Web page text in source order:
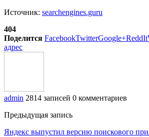
Источник: searchengines.guru
404
Поделится FacebookTwitterGoogle+ReddIt
адрес
admin 2814 записей 0 комментариев
Предыдущая запись
Яндекс выпустил версию поискового